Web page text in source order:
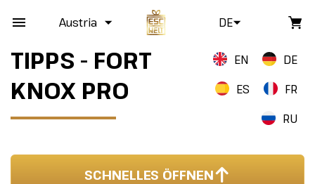
Austria DE
TIPPS - FORT
KNOX PRO
EN
DE
ES
FR
RU
SCHNELLES ÖFFNEN